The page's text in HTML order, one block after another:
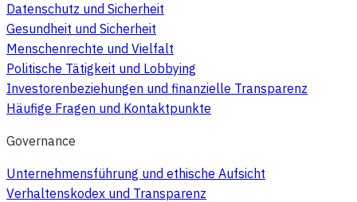
Datenschutz und Sicherheit
Gesundheit und Sicherheit
Menschenrechte und Vielfalt
Politische Tätigkeit und Lobbying
Investorenbeziehungen und finanzielle Transparenz
Häufige Fragen und Kontaktpunkte
Governance
Unternehmensführung und ethische Aufsicht
Verhaltenskodex und Transparenz